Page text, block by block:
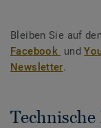
Bleiben Sie auf
Facebook und
Newsletter.
Technische